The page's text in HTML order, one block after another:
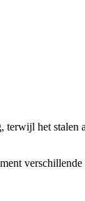
het stalen